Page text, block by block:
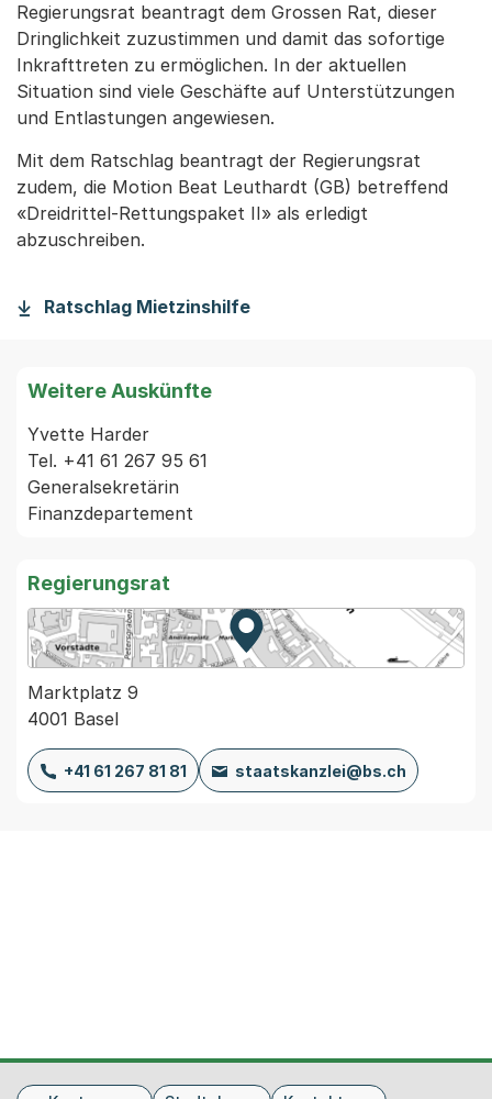
Regierungsrat beantragt dem Grossen Rat, dieser
Dringlichkeit zuzustimmen und damit das sofortige
Inkrafttreten zu ermöglichen. In der aktuellen
Situation sind viele Geschäfte auf Unterstützungen
und Entlastungen angewiesen.
Mit dem Ratschlag beantragt der Regierungsrat
zudem, die Motion Beat Leuthardt (GB) betreffend
«Dreidrittel-Rettungspaket II» als erledigt
abzuschreiben.
Ratschlag Mietzinshilfe
Weitere Auskünfte
Yvette Harder
Tel. +41 61 267 95 61
Generalsekretärin
Regierungsrat
Zur Karte von MapBS.
Externer Link, wird in einem
Marktplatz 9
4001 Basel
+41 61 267 81 81 staatskanzlei@bs.ch